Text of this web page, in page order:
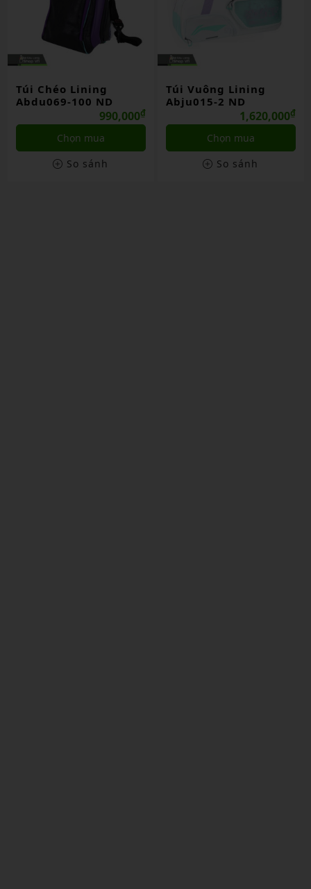
Túi Chéo Lining
Abdu069-100 ND
990,000₫
Chọn mua
So sánh
Túi Vuông Lining
Abju015-2 ND
1,620,000₫
Chọn mua
So sánh